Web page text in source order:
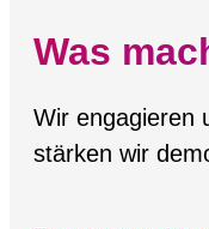
Was
Wir engagieren
stärken wir